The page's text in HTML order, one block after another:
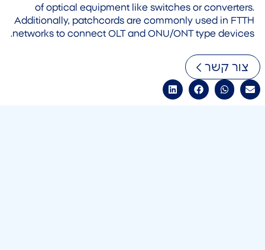
of optical equipment like switches or converters.
Additionally, patchcords are commonly used in FTTH
networks to connect OLT and ONU/ONT type devices.
צור קשר